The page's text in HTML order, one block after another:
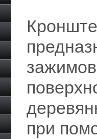
при